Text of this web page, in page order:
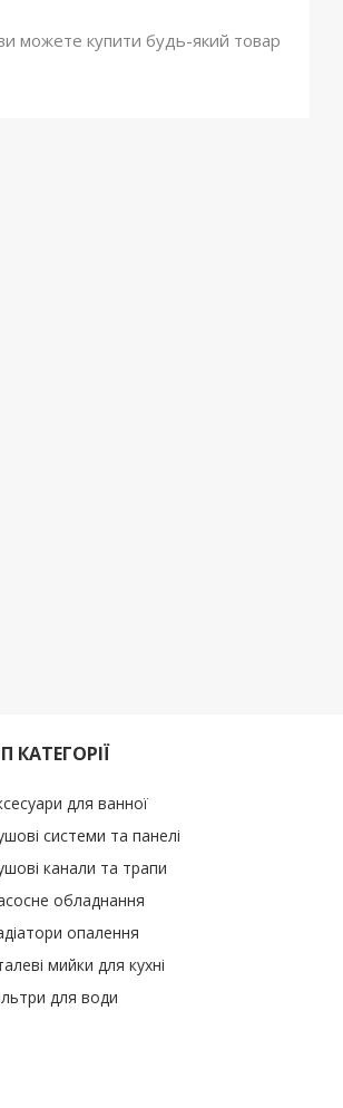
ви можете купити будь-який товар
КАТЕГОРІЇ
для ванної
системи та панелі
канали та трапи
обладнання
опалення
мийки для кухні
для води